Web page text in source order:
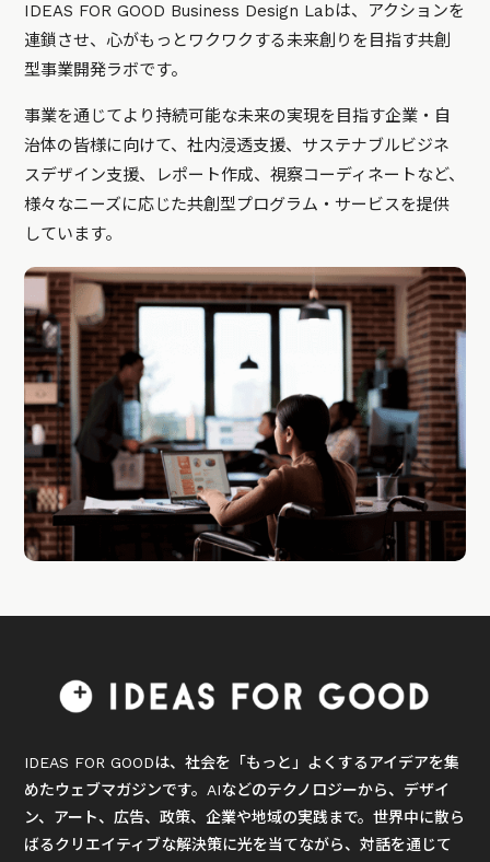
IDEAS FOR GOOD Business Design Labは、アクションを
連鎖させ、心がもっとワクワクする未来創りを目指す共創
型事業開発ラボです。
事業を通じてより持続可能な未来の実現を目指す企業・自
治体の皆様に向けて、社内浸透支援、サステナブルビジネ
スデザイン支援、レポート作成、視察コーディネートなど、
様々なニーズに応じた共創型プログラム・サービスを提供
しています。
IDEAS FOR GOODは、社会を「もっと」よくするアイデアを集
めたウェブマガジンです。AIなどのテクノロジーから、デザイ
ン、アート、広告、政策、企業や地域の実践まで。世界中に散ら
ばるクリエイティブな解決策に光を当てながら、対話を通じて